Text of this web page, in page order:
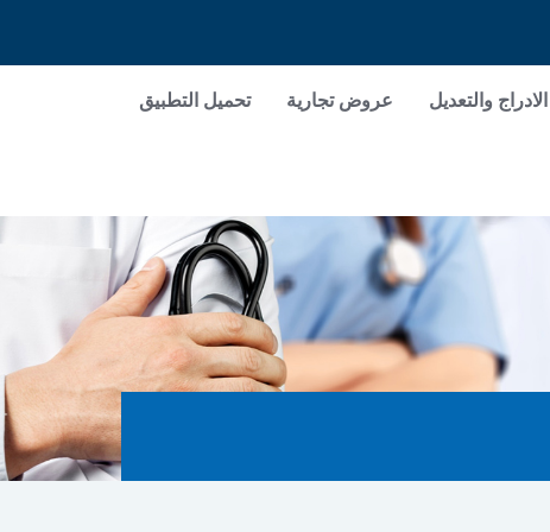
الادراج والتعديل عروض تجارية تحميل التطبيق